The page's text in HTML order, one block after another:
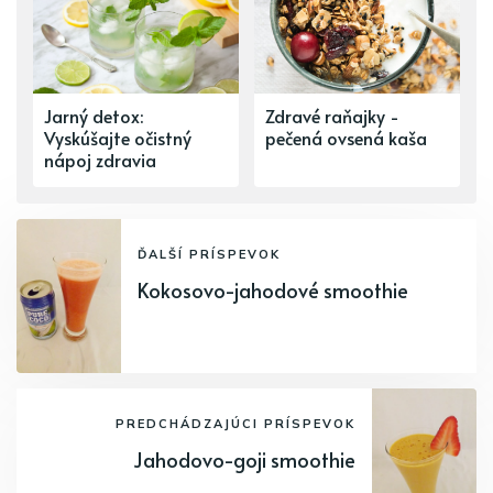
Jarný detox:
Vyskúšajte očistný
nápoj zdravia
Zdravé raňajky -
pečená ovsená kaša
ĎALŠÍ PRÍSPEVOK
Kokosovo-jahodové smoothie
PREDCHÁDZAJÚCI PRÍSPEVOK
Jahodovo-goji smoothie